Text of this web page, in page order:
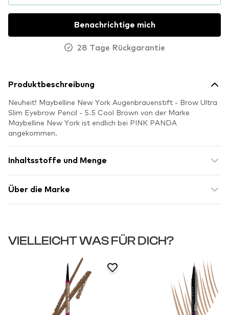
Benachrichtige mich
28 Tage Rückgarantie
Produktbeschreibung
Neuheit! Maybelline New York Augenbrauenstift - Brow Ultra
Slim Eyebrow Pencil - 5.5 Cool Brown von der Marke
Maybelline New York ist endlich bei PINK PANDA
angekommen.
Inhaltsstoffe und Menge
Über die Marke
VIELLEICHT WAS FÜR DICH?